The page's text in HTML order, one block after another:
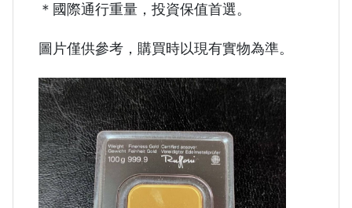
＊國際通行重量，投資保值首選。
圖片僅供參考，購買時以現有實物為準。